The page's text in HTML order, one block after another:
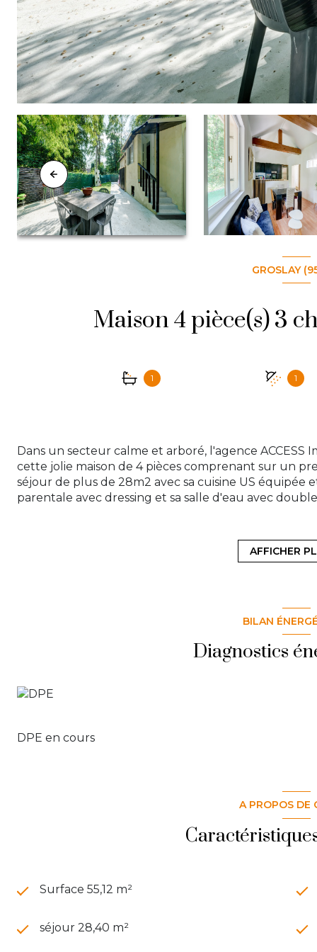
GROSLAY
1 1
Dans un secteur calme et arboré, l'agence ACCESS
cette jolie maison de 4 pièces comprenant sur un
séjour de plus de 28m2 avec sa cuisine US équipée
parentale avec dressing et sa salle d'eau avec
jardin exposé sud/est sans vis-à-vis ! Chauffage
foncière de 735€. Venez découvrir ce bien rare sur
AFFICHER
BILAN
Diagnostics
DPE en cours
A PROPOS DE
Surface 55,12 m²
séjour 28,40 m²